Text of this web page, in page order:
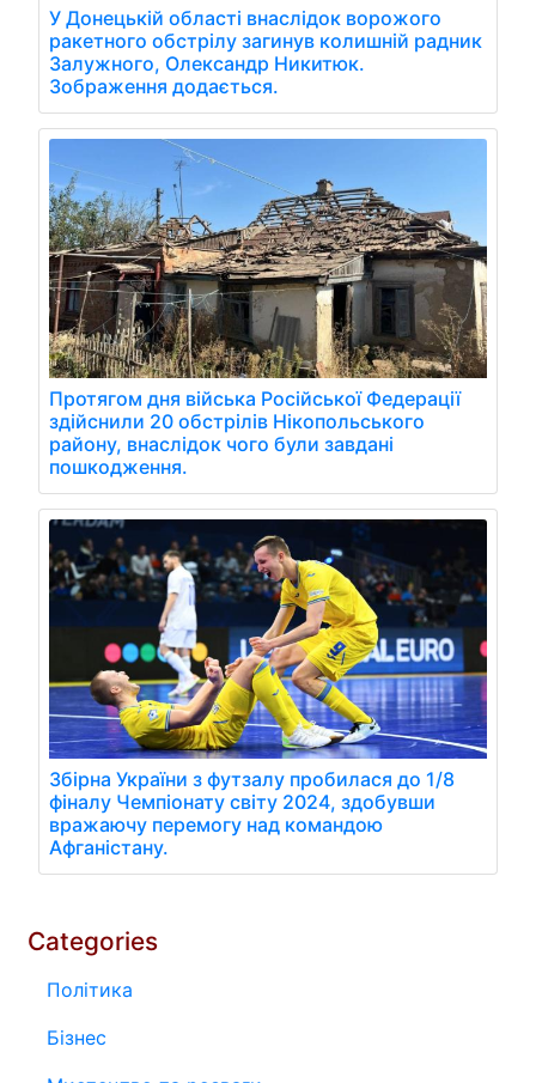
У Донецькій області внаслідок ворожого
ракетного обстрілу загинув колишній радник
Залужного, Олександр Никитюк.
Зображення додається.
Протягом дня війська Російської Федерації
здійснили 20 обстрілів Нікопольського
району, внаслідок чого були завдані
пошкодження.
Збірна України з футзалу пробилася до 1/8
фіналу Чемпіонату світу 2024, здобувши
вражаючу перемогу над командою
Афганістану.
Categories
Політика
Бізнес